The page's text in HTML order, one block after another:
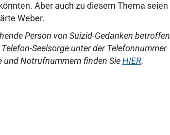
Aber auch zu diesem Thema seien
Weber.
Person von Suizid-Gedanken betroffen
Seelsorge unter der Telefonnummer
und Notrufnummern finden SieHIER.